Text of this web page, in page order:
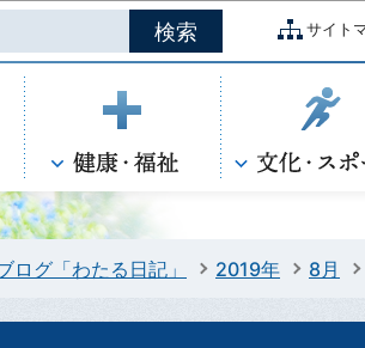
ページの本文へ移動
サイト
ログ「わたる日記」 2019年 8月